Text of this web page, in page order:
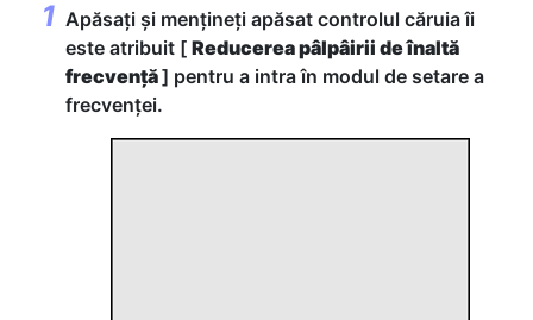
Apăsați și mențineți apăsat controlul căruia îi
este atribuit [ Reducerea pâlpâirii de înaltă
frecvență] pentru a intra în modul de setare a
frecvenței.